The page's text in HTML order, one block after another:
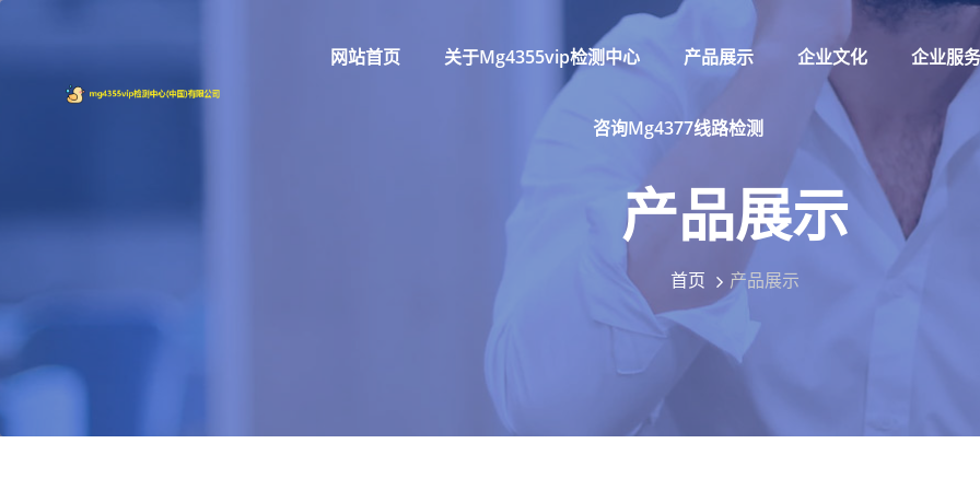
网站首页 关于mg4355vip检测中心 产品展示 企业文化 企业服
咨询mg4377线路检测
产品展示
首页 产品展示